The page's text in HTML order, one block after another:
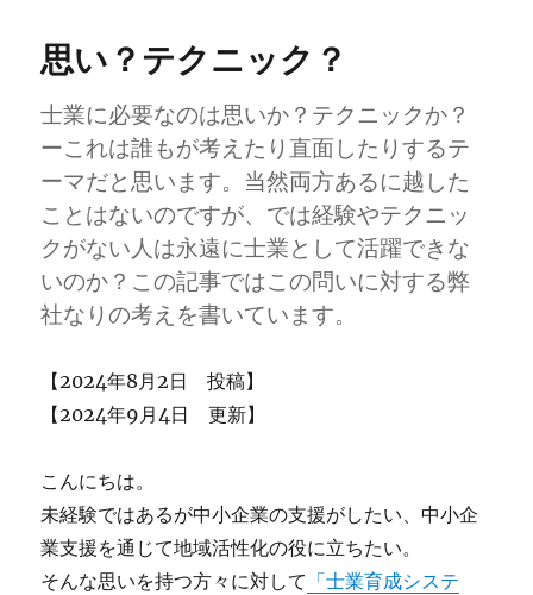
ン
ル」
の
メ
リ
ッ
と
限
界
思い？テクニック？
士業に必要なのは思いか？テクニックか？
ーこれは誰もが考えたり直面したりするテ
ーマだと思います。当然両方あるに越した
ことはないのですが、では経験やテクニッ
クがない人は永遠に士業として活躍できな
いのか？この記事ではこの問いに対する弊
社なりの考えを書いています。
【2024年8月2日 投稿】
【2024年9月4日 更新】
こんにちは。
未経験ではあるが中小企業の支援がしたい、中小企
業支援を通じて地域活性化の役に立ちたい。
そんな思いを持つ方々に対して 「士業育成システ